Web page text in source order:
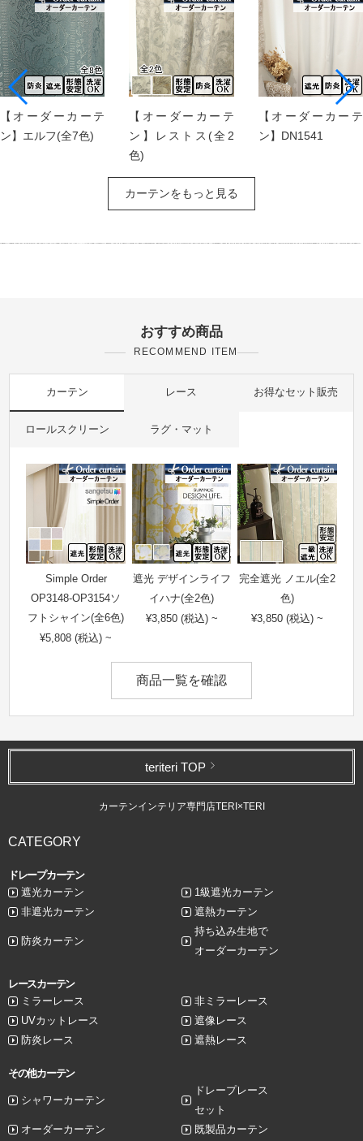
【オーダーカーテ
ン】エルフ(全7色)
【オーダーカーテ
ン】レストス(全2
色)
【オーダーカーテ
ン】DN1541
カーテンをもっと見る
おすすめ商品
RECOMMEND ITEM
カーテン レース お得なセット販売
ロールスクリーン ラグ・マット
Simple Order
OP3148-OP3154ソ
フトシャイン(全6色)
¥5,808 (税込) ~
遮光 デザインライフ
イハナ(全2色)
¥3,850 (税込) ~
完全遮光 ノエル(全2
色)
¥3,850 (税込) ~
商品一覧を確認
teriteri TOP
カーテンインテリア専門店TERI×TERI
CATEGORY
ドレープカーテン
遮光カーテン
1級遮光カーテン
非遮光カーテン
遮熱カーテン
防炎カーテン
持ち込み生地で
オーダーカーテン
レースカーテン
ミラーレース
非ミラーレース
UVカットレース
遮像レース
防炎レース
遮熱レース
その他カーテン
シャワーカーテン
ドレープレース
セット
オーダーカーテン
既製品カーテン